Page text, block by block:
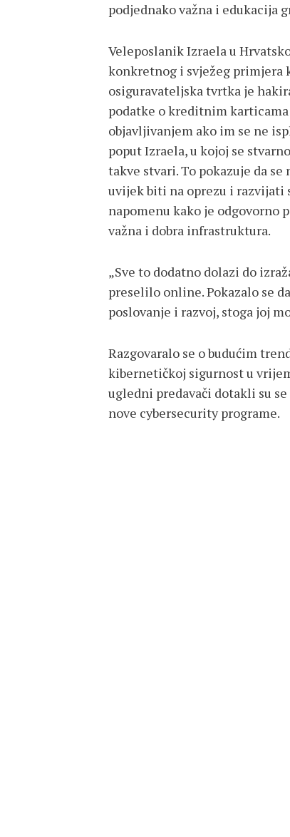
podjednako važna i edukacija
Veleposlanik Izraela u
konkretnog i svježeg primjera
osiguravateljska tvrtka je
podatke o kreditnim
objavljivanjem ako im se ne
poput Izraela, u kojoj se
takve stvari. To pokazuje da
uvijek biti na oprezu i razvijati
napomenu kako je odgovorno
važna i dobra infrastruktura.
„Sve to dodatno dolazi do
preselilo online. Pokazalo se
poslovanje i razvoj, stoga joj
Razgovaralo se o budućim
kibernetičkoj sigurnost u
ugledni predavači dotakli su
nove cybersecurity programe.